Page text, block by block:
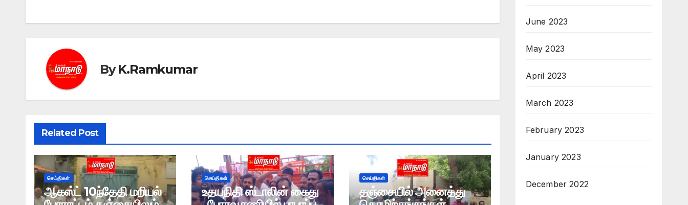
ByK.Ramkumar
Related Post
செய்திகள்
ஆகஸ்ட் 10ந்தேதி மறியல்
செய்திகள்
உதயநிதி ஸ்டாலின் கைது
செய்திகள்
தஞ்சையில் அனைத்து
June 2023
May 2023
April 2023
March 2023
February 2023
January 2023
December 2022